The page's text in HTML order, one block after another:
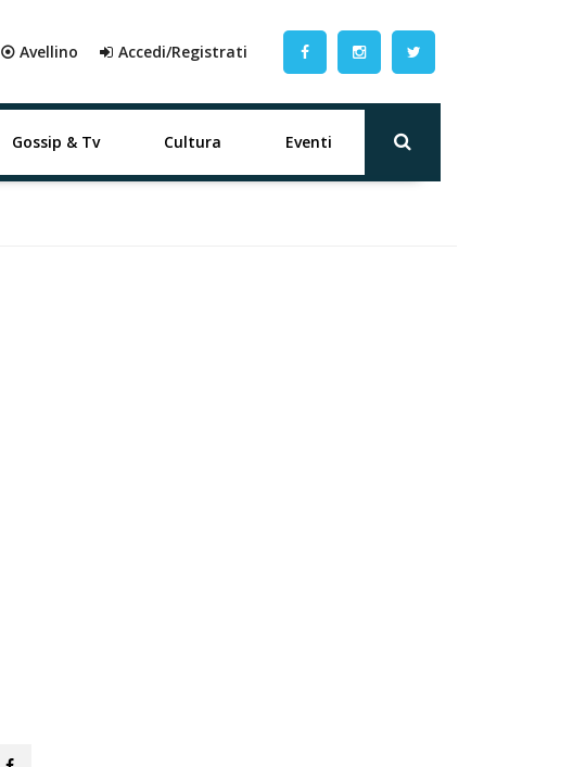
⦿ Avellino Accedi/Registrati
Gossip & Tv Cultura Eventi